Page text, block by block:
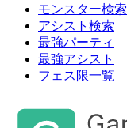
モンスター検索
アシスト検索
最強パーティ
最強アシスト
フェス限一覧